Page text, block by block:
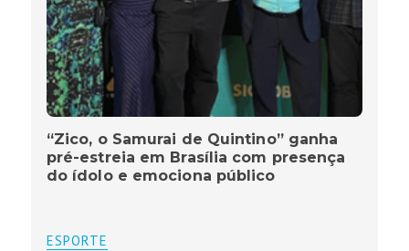
“Zico, o Samurai de Quintino” ganha
pré-estreia em Brasília com presença
do ídolo e emociona público
ESPORTE